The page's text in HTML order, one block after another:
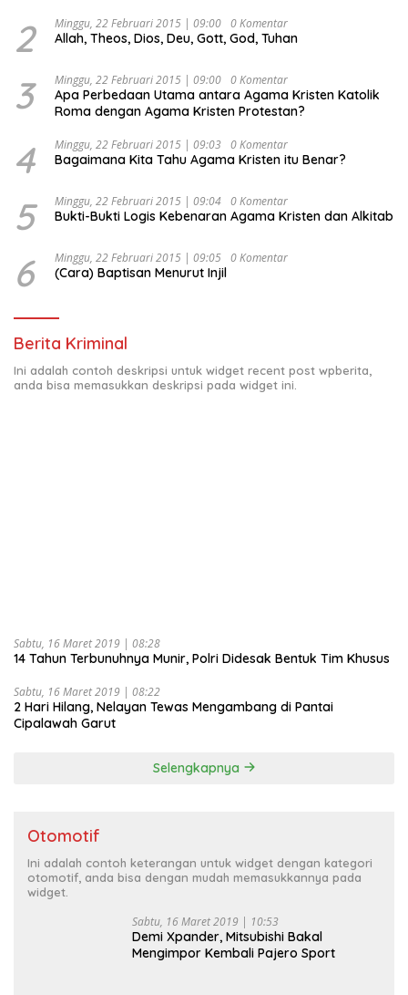
Ekonomi Politik Indonesia) & Simposium Nasional
“Urgensi Undang-Undang Perekonomian Nasional dan
Indonesia Emas 2045”,
2 Minggu, 22 Februari 2015 | 09:00 0 Komentar
Allah, Theos, Dios, Deu, Gott, God, Tuhan
3 Minggu, 22 Februari 2015 | 09:00 0 Komentar
Apa Perbedaan Utama antara Agama Kristen Katolik
Roma dengan Agama Kristen Protestan?
4 Minggu, 22 Februari 2015 | 09:03 0 Komentar
Bagaimana Kita Tahu Agama Kristen itu Benar?
5 Minggu, 22 Februari 2015 | 09:04 0 Komentar
Bukti-Bukti Logis Kebenaran Agama Kristen dan Alkitab
6 Minggu, 22 Februari 2015 | 09:05 0 Komentar
(Cara) Baptisan Menurut Injil
Berita Kriminal
Ini adalah contoh deskripsi untuk widget recent post wpberita,
anda bisa memasukkan deskripsi pada widget ini.
Sabtu, 16 Maret 2019 | 08:28
14 Tahun Terbunuhnya Munir, Polri Didesak Bentuk Tim Khusus
Sabtu, 16 Maret 2019 | 08:22
2 Hari Hilang, Nelayan Tewas Mengambang di Pantai
Cipalawah Garut
Selengkapnya
Otomotif
Ini adalah contoh keterangan untuk widget dengan kategori
otomotif, anda bisa dengan mudah memasukkannya pada
widget.
Sabtu, 16 Maret 2019 | 10:53
Demi Xpander, Mitsubishi Bakal
Mengimpor Kembali Pajero Sport